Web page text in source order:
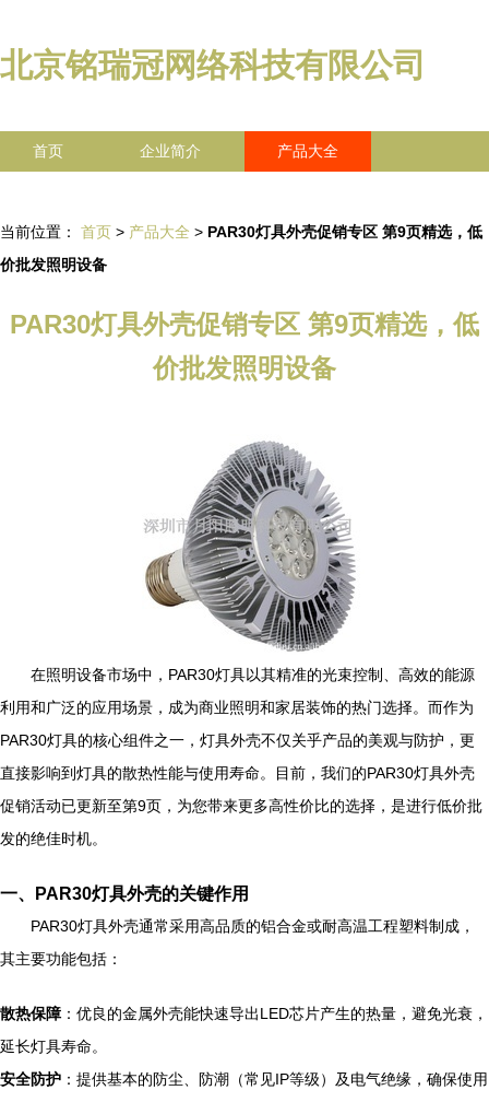
北京铭瑞冠网络科技有限公司
首页 企业简介 产品大全
当前位置： 首页 > 产品大全 > PAR30灯具外壳促销专区 第9页精选，低
价批发照明设备
PAR30灯具外壳促销专区 第9页精选，低
价批发照明设备
在照明设备市场中，PAR30灯具以其精准的光束控制、高效的能源
利用和广泛的应用场景，成为商业照明和家居装饰的热门选择。而作为
PAR30灯具的核心组件之一，灯具外壳不仅关乎产品的美观与防护，更
直接影响到灯具的散热性能与使用寿命。目前，我们的PAR30灯具外壳
促销活动已更新至第9页，为您带来更多高性价比的选择，是进行低价批
发的绝佳时机。
一、PAR30灯具外壳的关键作用
PAR30灯具外壳通常采用高品质的铝合金或耐高温工程塑料制成，
其主要功能包括：
散热保障 ：优良的金属外壳能快速导出LED芯片产生的热量，避免光衰，
延长灯具寿命。
安全防护 ：提供基本的防尘、防潮（常见IP等级）及电气绝缘，确保使用